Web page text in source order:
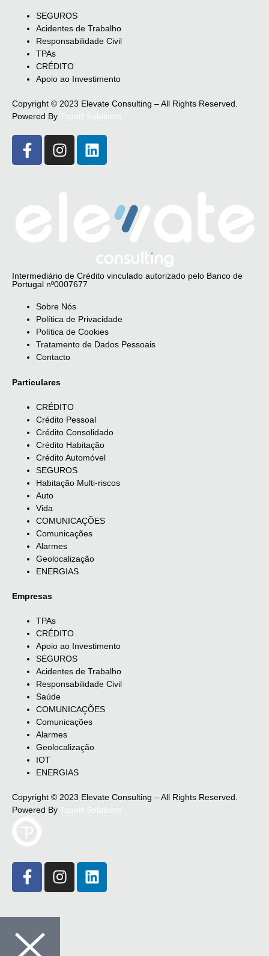
SEGUROS
Acidentes de Trabalho
Responsabilidade Civil
TPAs
CRÉDITO
Apoio ao Investimento
Copyright © 2023 Elevate Consulting – All Rights Reserved.
Powered By
Intermediário de Crédito vinculado autorizado pelo Banco de
Portugal nº0007677
Sobre Nós
Política de Privacidade
Política de Cookies
Tratamento de Dados Pessoais
Contacto
Particulares
CRÉDITO
Crédito Pessoal
Crédito Consolidado
Crédito Habitação
Crédito Automóvel
SEGUROS
Habitação Multi-riscos
Auto
Vida
COMUNICAÇÕES
Comunicações
Alarmes
Geolocalização
ENERGIAS
Empresas
TPAs
CRÉDITO
Apoio ao Investimento
SEGUROS
Acidentes de Trabalho
Responsabilidade Civil
Saúde
COMUNICAÇÕES
Comunicações
Alarmes
Geolocalização
IOT
ENERGIAS
Copyright © 2023 Elevate Consulting – All Rights Reserved.
Powered By